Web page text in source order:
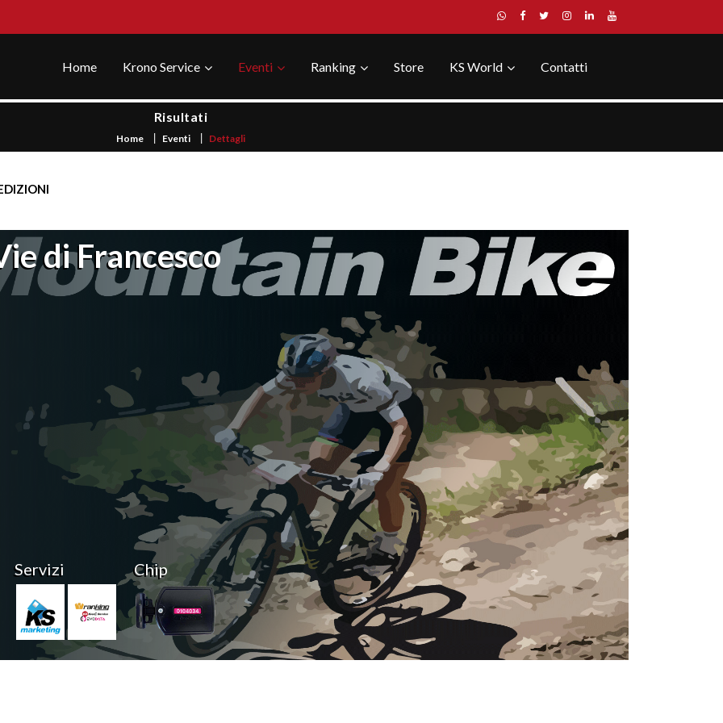
Home Krono Service Eventi Ranking Store KS World Contatti
Risultati
Home Eventi Dettagli
di Francesco
Servizi Chip